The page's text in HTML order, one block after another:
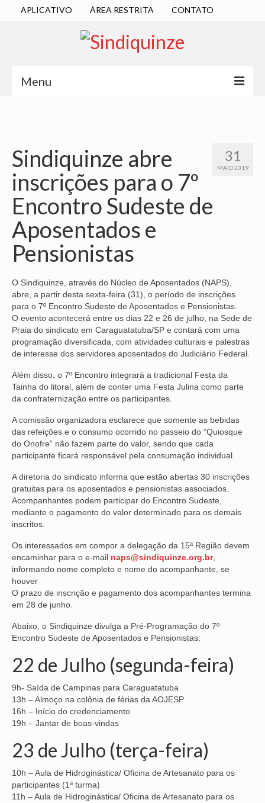
APLICATIVO ÁREA RESTRITA CONTATO
Menu
DIRETORIA EXECUTIVA
ESTATUTO
ATAS
LOCALIZAÇÃO
QUEM SOMOS
NOSSA HISTÓRIA
SUBSEDES
ARAÇATUBA
BAURU
PRESIDENTE PRUDENTE
RIBEIRÃO PRETO
SÃO JOSÉ DOS CAMPOS
SÃO JOSÉ DO RIO PRETO
SOROCABA
NOTÍCIAS
BOLETIM
VÍDEOS
CONVÊNIOS
SINDICALIZE-SE
JURÍDICO
APOSENTADOS
AGENTES DE POLÍCIA JUDICIAL
ANALISTAS JUDICIÁRIOS
ACESSIBILIDADE E INCLUSÃO
LGBTQIA+
MULHERES
31
MAIO 2019
Sindiquinze abre
inscrições para o 7º
Encontro Sudeste de
Aposentados e
Pensionistas
O Sindiquinze, através do Núcleo de Aposentados (NAPS),
abre, a partir desta sexta-feira (31), o período de inscrições
para o 7º Encontro Sudeste de Aposentados e Pensionistas.
O evento acontecerá entre os dias 22 e 26 de julho, na Sede de
Praia do sindicato em Caraguatatuba/SP e contará com uma
programação diversificada, com atividades culturais e palestras
de interesse dos servidores aposentados do Judiciário Federal.
Além disso, o 7º Encontro integrará a tradicional Festa da
Tainha do litoral, além de conter uma Festa Julina como parte
da confraternização entre os participantes.
A comissão organizadora esclarece que somente as bebidas
das refeições e o consumo ocorrido no passeio do “Quiosque
do Onofre” não fazem parte do valor, sendo que cada
participante ficará responsável pela consumação individual.
A diretoria do sindicato informa que estão abertas 30 inscrições
gratuitas para os aposentados e pensionistas associados.
Acompanhantes podem participar do Encontro Sudeste,
mediante o pagamento do valor determinado para os demais
inscritos.
Os interessados em compor a delegação da 15ª Região devem
encaminhar para o e-mail naps@sindiquinze.org.br,
informando nome completo e nome do acompanhante, se
houver
O prazo de inscrição e pagamento dos acompanhantes termina
em 28 de junho.
Abaixo, o Sindiquinze divulga a Pré-Programação do 7º
Encontro Sudeste de Aposentados e Pensionistas:
22 de Julho (segunda-feira)
9h- Saída de Campinas para Caraguatatuba
13h – Almoço na colônia de férias da AOJESP
16h – Início do credenciamento
19h – Jantar de boas-vindas
23 de Julho (terça-feira)
10h – Aula de Hidroginástica/ Oficina de Artesanato para os
participantes (1ª turma)
11h – Aula de Hidroginástica/ Oficina de Artesanato para os